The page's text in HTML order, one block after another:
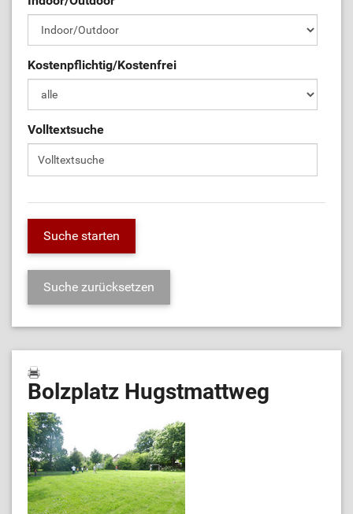
Kostenpflichtig/Kostenfrei
Volltextsuche
Bolzplatz Hugstmattweg